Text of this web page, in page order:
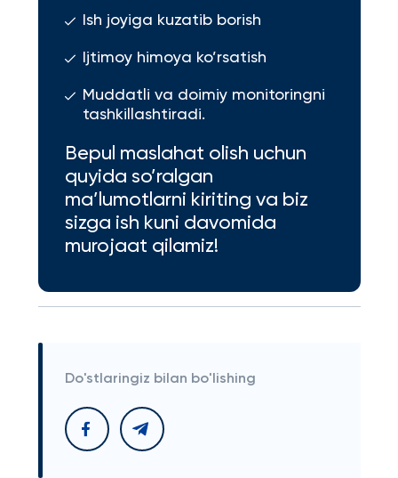
Ish joyiga kuzatib borish
Ijtimoy himoya ko’rsatish
Muddatli va doimiy monitoringni
tashkillashtiradi.
Bepul maslahat olish uchun
quyida so’ralgan
ma’lumotlarni kiriting va biz
sizga ish kuni davomida
murojaat qilamiz!
Do'stlaringiz bilan bo'lishing